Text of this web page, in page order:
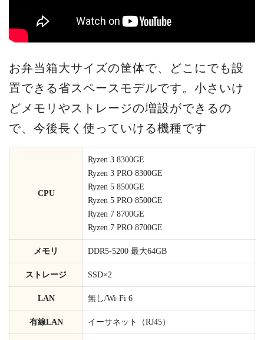
お弁当箱大サイズの筐体で、どこにでも設
置できる省スペースモデルです。小さいけ
どメモリやストレージの増設ができるの
で、今後長く使っていける機種です
CPU
Ryzen 3 8300GE
Ryzen 3 PRO 8300GE
Ryzen 5 8500GE
Ryzen 5 PRO 8500GE
Ryzen 7 8700GE
Ryzen 7 PRO 8700GE
メモリ DDR5-5200 最大64GB
ストレージ SSD×2
LAN 無し/Wi-Fi 6
有線LAN イーサネット（RJ45）